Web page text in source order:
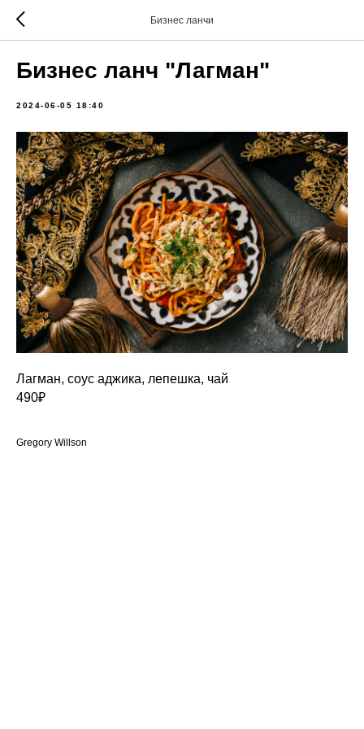
Бизнес ланчи
Бизнес ланч "Лагман"
2024-06-05 18:40
Лагман, соус аджика, лепешка, чай
490₽
Gregory Willson